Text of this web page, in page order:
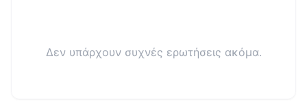
Δεν υπάρχουν συχνές ερωτήσεις ακόμα.